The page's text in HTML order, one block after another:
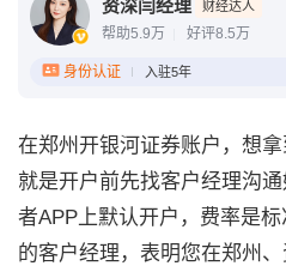
资深闫经理 财经达人
帮助5.9万 好评8.5万
身份认证 入驻5年
在郑州开银河证券账户，想
就是开户前先找客户经理沟
者APP上默认开户，费率是
的客户经理，表明您在郑州